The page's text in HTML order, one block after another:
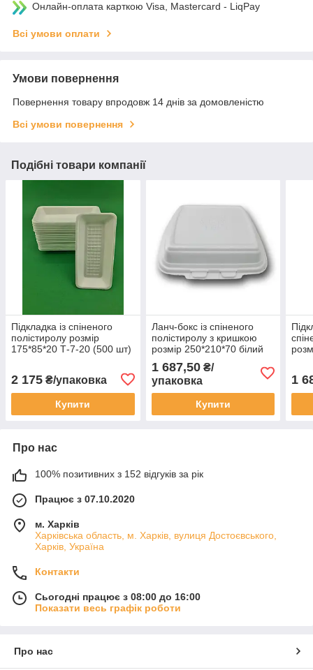
Онлайн-оплата карткою Visa, Mastercard - LiqPay
Всі умови оплати
Умови повернення
Повернення товару впродовж 14 днів за домовленістю
Всі умови повернення
Подібні товари компанії
Підкладка із спіненого
полістиролу розмір
175*85*20 Т-7-20 (500 шт)
2 175 ₴/упаковка
Купити
Ланч-бокс із спіненого
полістиролу з кришкою
розмір 250*210*70 білий
1 687,50₴/
упаковка
Купити
1
Про нас
100% позитивних з 152 відгуків за рік
Працює з 07.10.2020
м. Харків
Харківська область, м. Харків, вулиця Достоєвського,
Харків, Україна
Контакти
Сьогодні працює з 08:00 до 16:00
Показати весь графік роботи
Про нас